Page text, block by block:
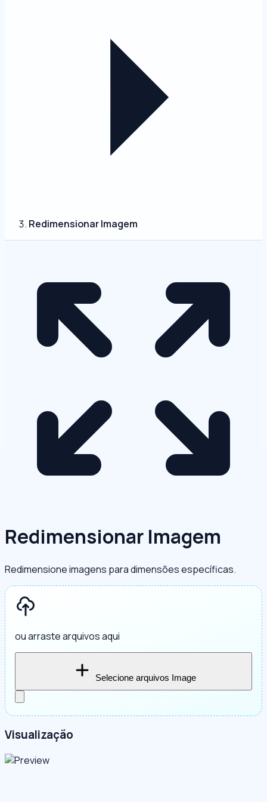
Redimensionar Imagem
Redimensionar Imagem
Redimensione imagens para dimensões específicas.
ou arraste arquivos aqui
Selecione arquivos Image
Visualização